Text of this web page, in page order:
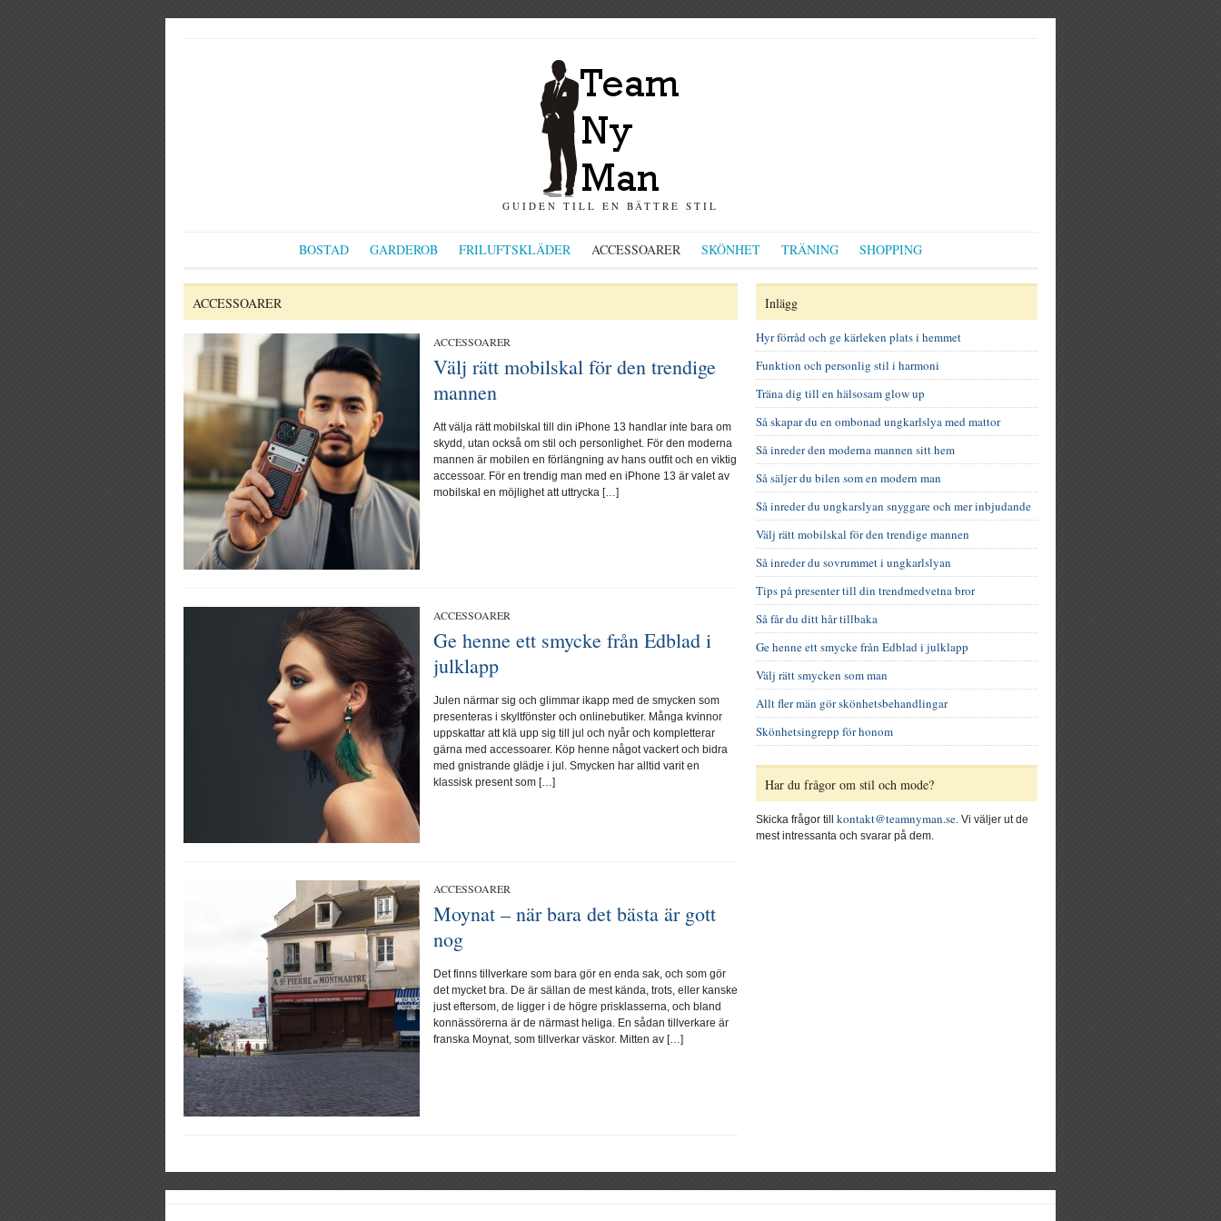
GUIDEN TILL EN BÄTTRE STIL
BOSTAD GARDEROB FRILUFTSKLÄDER ACCESSOARER SKÖNHET TRÄNING SHOPPING
ACCESSOARER
ACCESSOARER
Välj rätt mobilskal för den trendige
mannen
Att välja rätt mobilskal till din iPhone 13 handlar inte bara om
skydd, utan också om stil och personlighet. För den moderna
mannen är mobilen en förlängning av hans outfit och en viktig
accessoar. För en trendig man med en iPhone 13 är valet av
mobilskal en möjlighet att uttrycka […]
ACCESSOARER
Ge henne ett smycke från Edblad i
julklapp
Julen närmar sig och glimmar ikapp med de smycken som
presenteras i skyltfönster och onlinebutiker. Många kvinnor
uppskattar att klä upp sig till jul och nyår och kompletterar
gärna med accessoarer. Köp henne något vackert och bidra
med gnistrande glädje i jul. Smycken har alltid varit en
klassisk present som […]
ACCESSOARER
Moynat – när bara det bästa är gott
nog
Det finns tillverkare som bara gör en enda sak, och som gör
det mycket bra. De är sällan de mest kända, trots, eller kanske
just eftersom, de ligger i de högre prisklasserna, och bland
konnässörerna är de närmast heliga. En sådan tillverkare är
franska Moynat, som tillverkar väskor. Mitten av […]
Inlägg
Hyr förråd och ge kärleken plats i hemmet
Funktion och personlig stil i harmoni
Träna dig till en hälsosam glow up
Så skapar du en ombonad ungkarlslya med mattor
Så inreder den moderna mannen sitt hem
Så säljer du bilen som en modern man
Så inreder du ungkarslyan snyggare och mer inbjudande
Välj rätt mobilskal för den trendige mannen
Så inreder du sovrummet i ungkarlslyan
Tips på presenter till din trendmedvetna bror
Så får du ditt hår tillbaka
Ge henne ett smycke från Edblad i julklapp
Välj rätt smycken som man
Allt fler män gör skönhetsbehandlingar
Skönhetsingrepp för honom
Har du frågor om stil och mode?
Skicka frågor till kontakt@teamnyman.se. Vi väljer ut de
mest intressanta och svarar på dem.